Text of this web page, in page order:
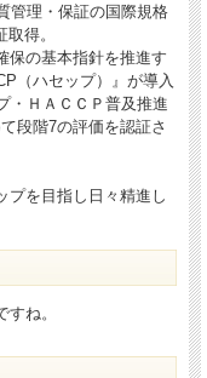
管理・保証の国際規格
得。
保の基本指針を推進す
（ハセップ）』が導入
・ＨＡＣＣＰ普及推進
段階7の評価を認証さ
プを目指し日々精進し
ね。